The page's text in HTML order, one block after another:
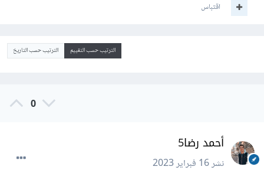
اقتباس
الترتيب حسب التقييم الترتيب حسب التاريخ
0
أحمد رضا5
نشر16 فبراير 2023